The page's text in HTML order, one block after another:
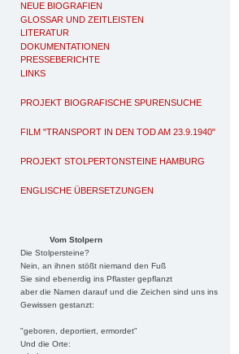
NEUE BIOGRAFIEN
GLOSSAR UND ZEITLEISTEN
LITERATUR
DOKUMENTATIONEN
PRESSEBERICHTE
LINKS
PROJEKT BIOGRAFISCHE SPURENSUCHE
FILM "TRANSPORT IN DEN TOD AM 23.9.1940"
PROJEKT STOLPERTONSTEINE HAMBURG
ENGLISCHE ÜBERSETZUNGEN
Vom Stolpern
Die Stolpersteine?
Nein, an ihnen stößt niemand den Fuß
Sie sind ebenerdig ins Pflaster gepflanzt
aber die Namen darauf und die Zeichen sind uns ins
Gewissen gestanzt:
"geboren, deportiert, ermordet"
Und die Orte: